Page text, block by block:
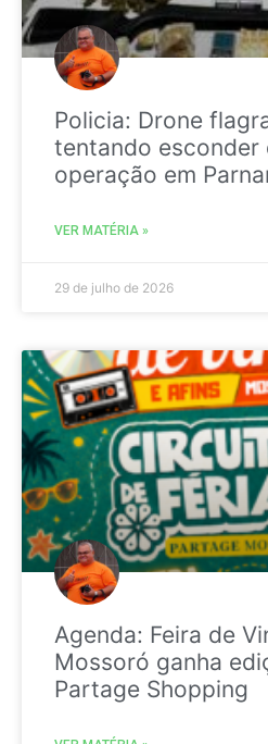
Policia: Drone
tentando esconder
operação em
VER MATÉRIA »
29 de julho de 2026
Agenda: Feira de
Mossoró ganha
Partage Shopping